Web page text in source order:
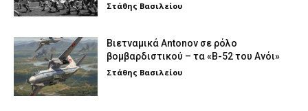
Στάθης Βασιλείου
Βιετναμικά Antonov σε ρόλο
βομβαρδιστικού – τα «Β-52 του Ανόι»
Στάθης Βασιλείου